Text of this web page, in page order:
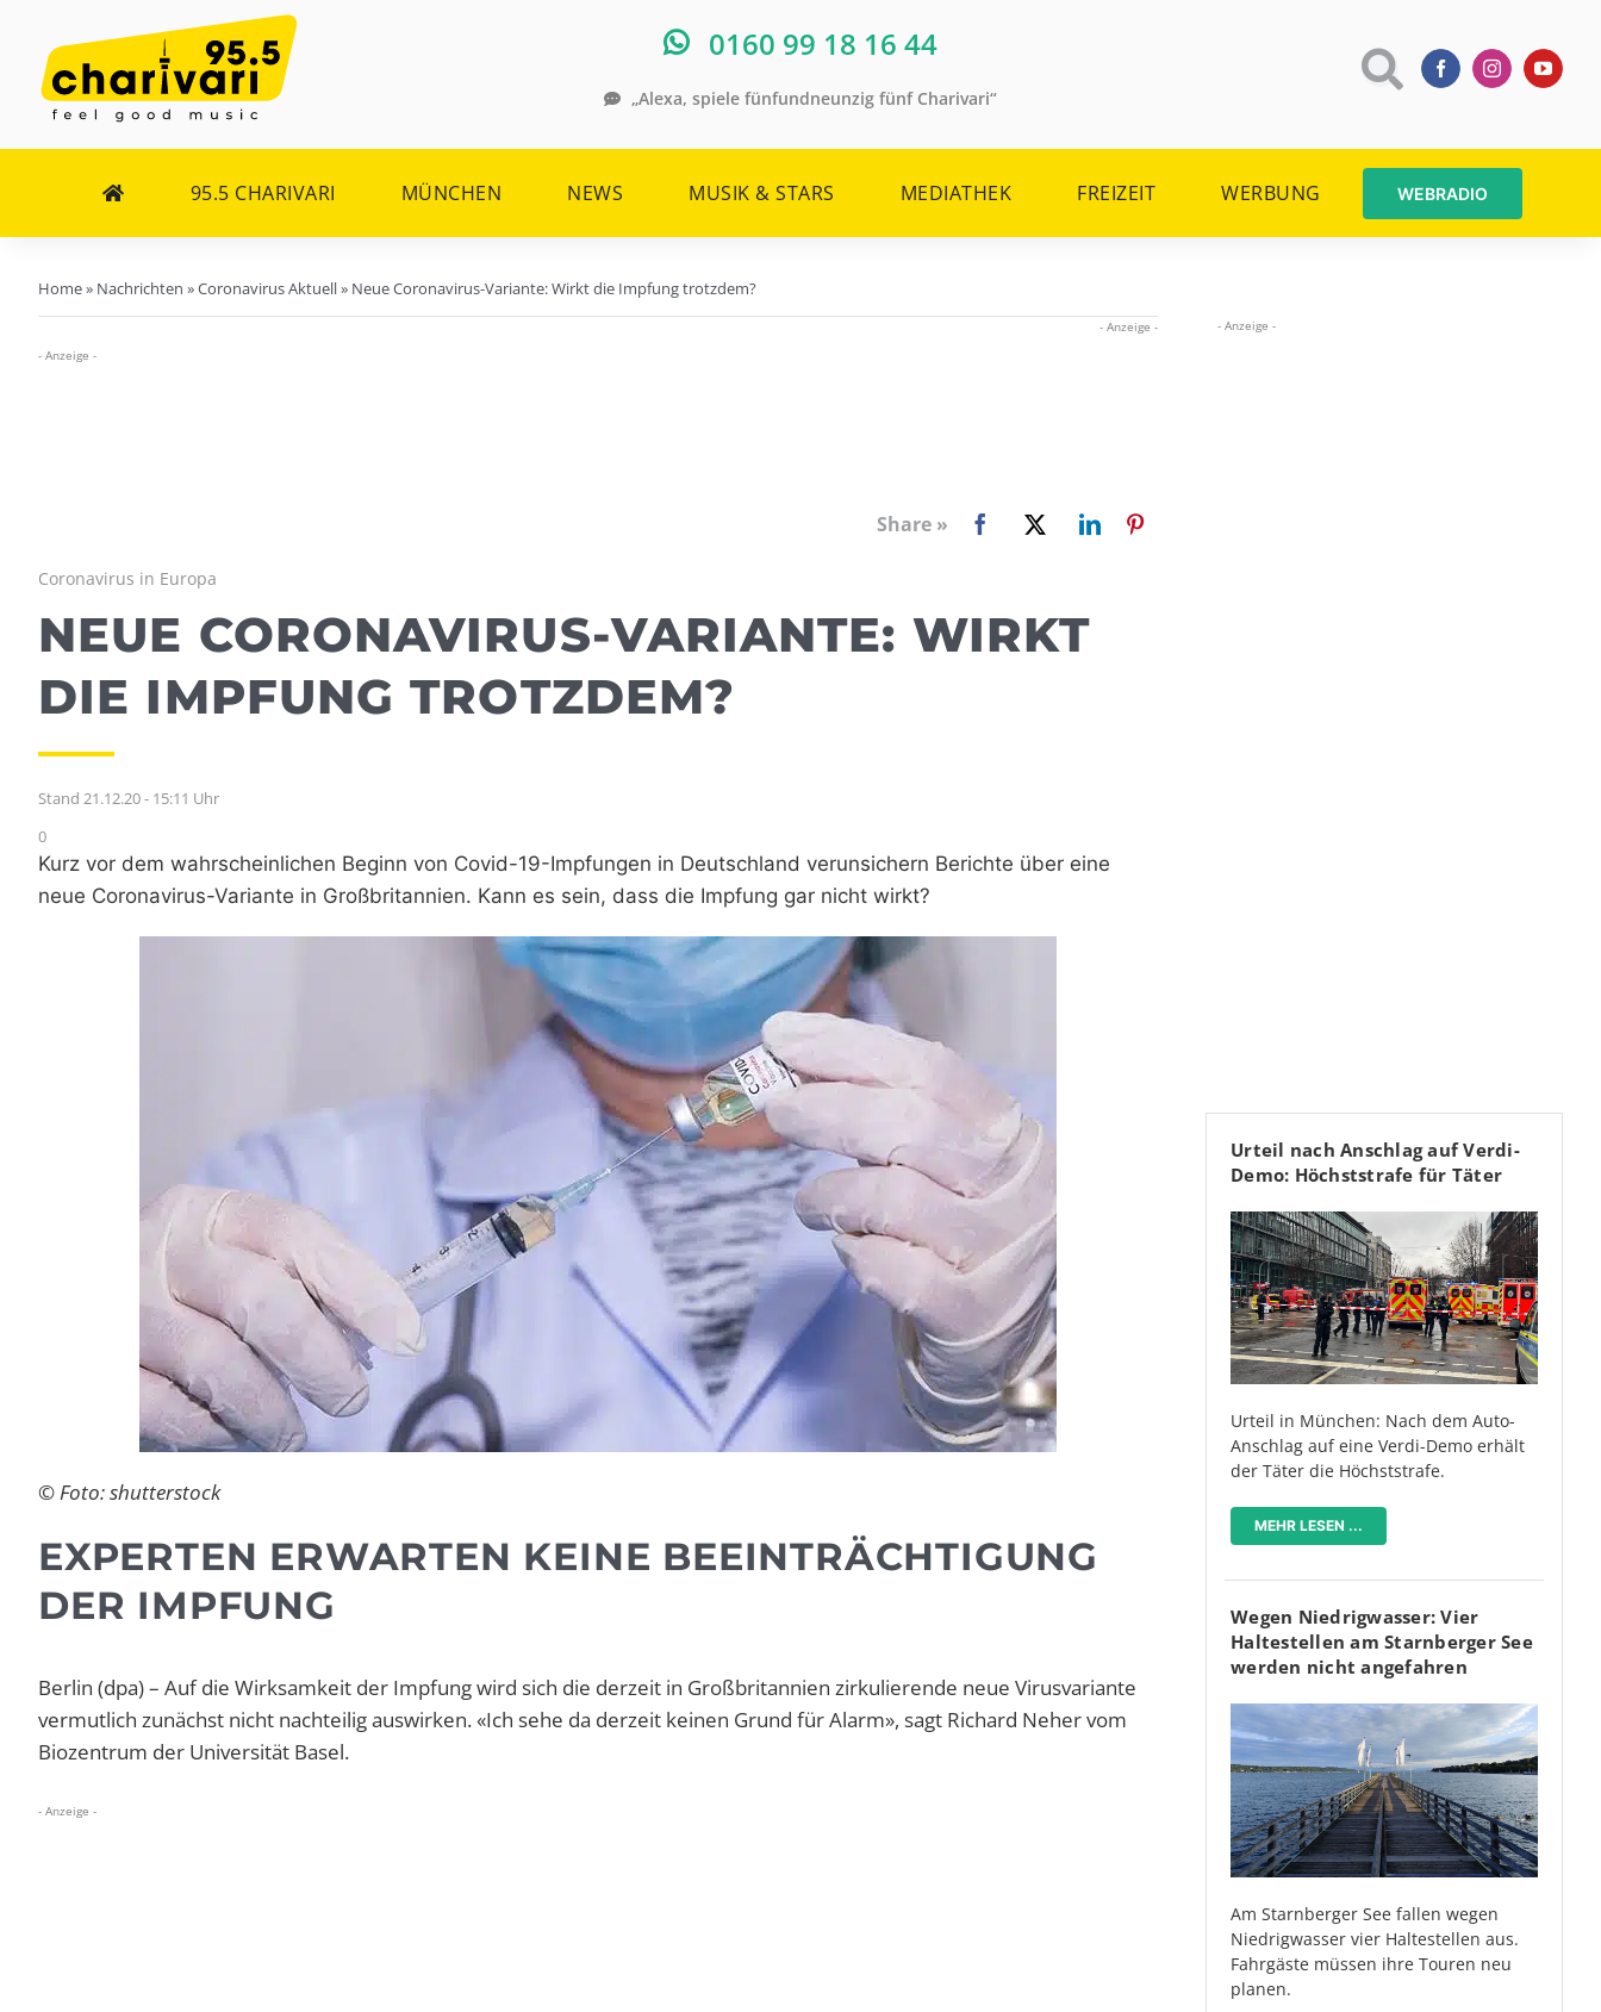
Inhalt
springen
0160 99 18 16 44
„Alexa, spiele fünfundneunzig fünf Charivari“
95.5 CHARIVARI MÜNCHEN NEWS MUSIK & STARS MEDIATHEK FREIZEIT WERBUNG WEBRADIO
Home» Nachrichten »Coronavirus Aktuell» Neue Coronavirus-Variante: Wirkt die Impfung trotzdem?
- Anzeige -
- Anzeige -
Share »
Coronavirus in Europa
NEUE CORONAVIRUS-VARIANTE: WIRKT
DIE IMPFUNG TROTZDEM?
Stand 21.12.20 - 15:11 Uhr
0
Kurz vor dem wahrscheinlichen Beginn von Covid-19-Impfungen in Deutschland verunsichern Berichte über eine
neue Coronavirus-Variante in Großbritannien. Kann es sein, dass die Impfung gar nicht wirkt?
© Foto: shutterstock
EXPERTEN ERWARTEN KEINE BEEINTRÄCHTIGUNG
DER IMPFUNG
Berlin (dpa) – Auf die Wirksamkeit der Impfung wird sich die derzeit in Großbritannien zirkulierende neue Virusvariante
vermutlich zunächst nicht nachteilig auswirken. «Ich sehe da derzeit keinen Grund für Alarm», sagt Richard Neher vom
Biozentrum der Universität Basel.
- Anzeige -
- Anzeige -
Urteil nach Anschlag auf Verdi-
Demo: Höchststrafe für Täter
Urteil in München: Nach dem Auto-
Anschlag auf eine Verdi-Demo erhält
der Täter die Höchststrafe.
MEHR LESEN ...
Wegen Niedrigwasser: Vier
Haltestellen am Starnberger See
werden nicht angefahren
Am Starnberger See fallen wegen
Niedrigwasser vier Haltestellen aus.
Fahrgäste müssen ihre Touren neu
planen.